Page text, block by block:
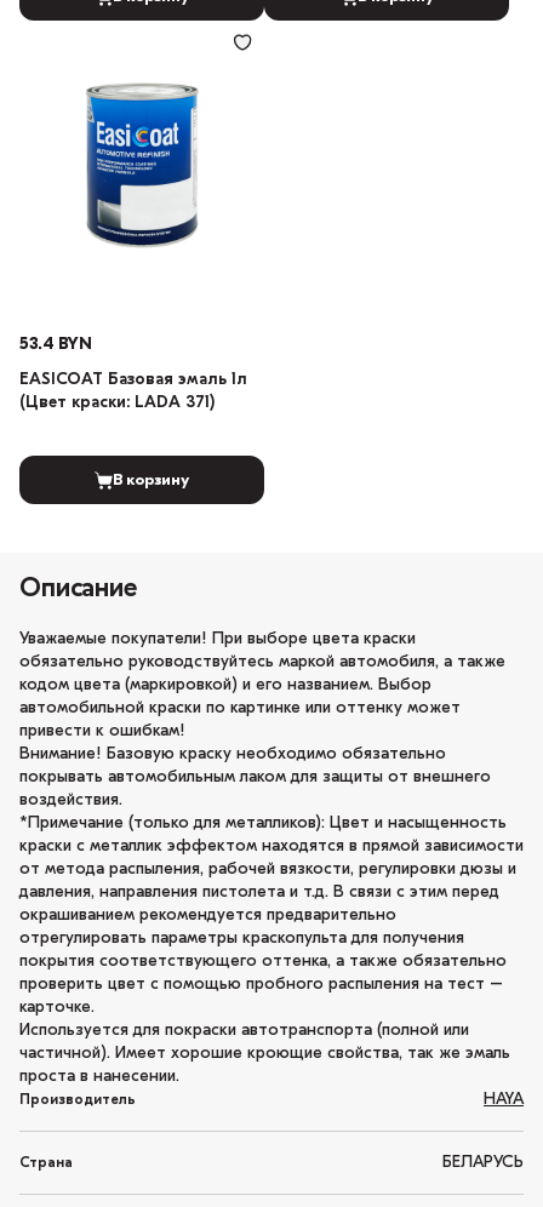
53.4 BYN
EASICOAT Базовая эмаль 1л
(Цвет краски: LADA 371)
В корзину
Описание
Уважаемые покупатели! При выборе цвета краски
обязательно руководствуйтесь маркой автомобиля, а также
кодом цвета (маркировкой) и его названием. Выбор
автомобильной краски по картинке или оттенку может
привести к ошибкам!
Внимание! Базовую краску необходимо обязательно
покрывать автомобильным лаком для защиты от внешнего
воздействия.
*Примечание (только для металликов): Цвет и насыщенность
краски с металлик эффектом находятся в прямой зависимости
от метода распыления, рабочей вязкости, регулировки дюзы и
давления, направления пистолета и т.д. В связи с этим перед
окрашиванием рекомендуется предварительно
отрегулировать параметры краскопульта для получения
покрытия соответствующего оттенка, а также обязательно
проверить цвет с помощью пробного распыления на тест –
карточке.
Используется для покраски автотранспорта (полной или
частичной). Имеет хорошие кроющие свойства, так же эмаль
проста в нанесении.
Производитель HAYA
Страна БЕЛАРУСЬ